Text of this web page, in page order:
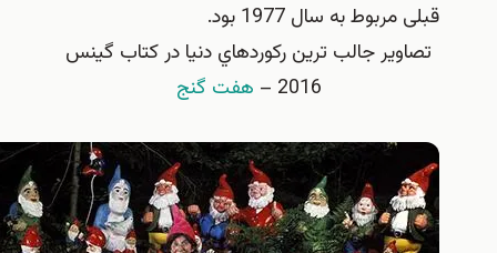
به سال 1977 بود.
جالب ترين ركوردهاي دنيا در كتاب گينس
هفت گنج